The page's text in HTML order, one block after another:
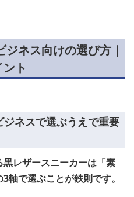
ネス向けの選び方｜
ト
ネスで選ぶうえで重要
レザースニーカーは「素
軸で選ぶことが鉄則です。